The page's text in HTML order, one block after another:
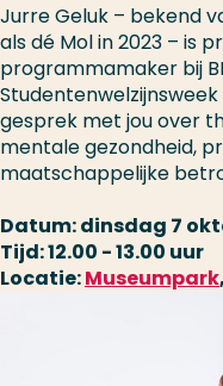
Jurre Geluk – bekend
als dé Mol in 2023 – is
programmamaker bij
gesprek met jou over
mentale gezondheid,
maatschappelijke
Datum: dinsdag 7
Tijd: 12.00 - 13.00 uur
Locatie:Museumpark